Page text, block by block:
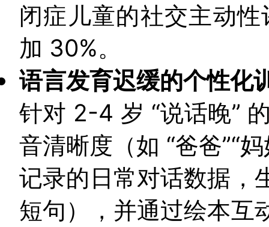
闭症儿童的社交主动
加 30%。
语言发育迟缓的个性化
针对 2-4 岁 “说话晚”
音清晰度（如 “爸爸”“
记录的日常对话数据，
短句），并通过绘本互